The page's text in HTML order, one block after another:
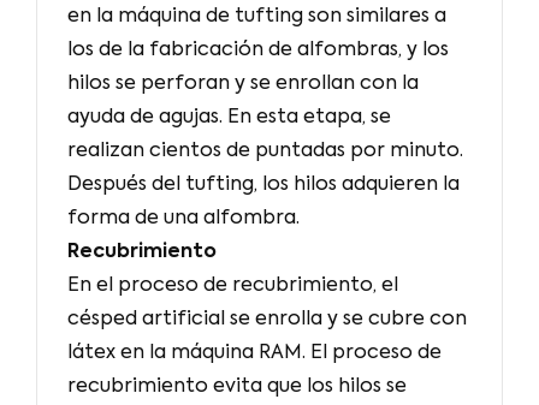
en la máquina de tufting son similares a
los de la fabricación de alfombras, y los
hilos se perforan y se enrollan con la
ayuda de agujas. En esta etapa, se
realizan cientos de puntadas por minuto.
Después del tufting, los hilos adquieren la
forma de una alfombra.
Recubrimiento
En el proceso de recubrimiento, el
césped artificial se enrolla y se cubre con
látex en la máquina RAM. El proceso de
recubrimiento evita que los hilos se